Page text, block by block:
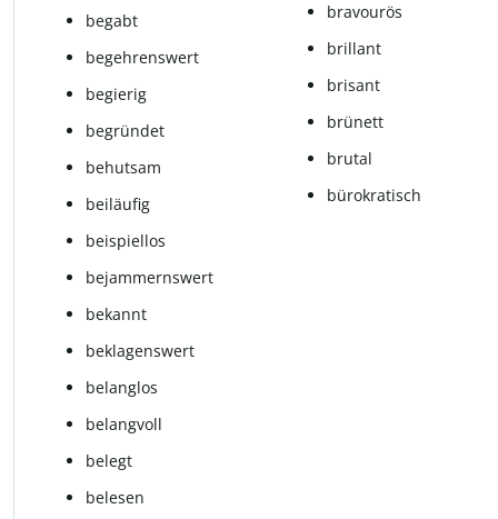
begabt
begehrenswert
begierig
begründet
behutsam
beiläufig
beispiellos
bejammernswert
bekannt
beklagenswert
belanglos
belangvoll
belegt
belesen
bravourös
brillant
brisant
brünett
brutal
bürokratisch